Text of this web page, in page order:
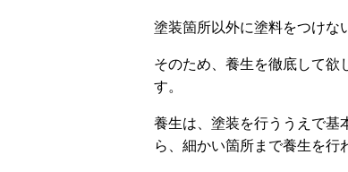
塗装箇所以外に塗料をつけな
そのため、養生を徹底して欲
す。
養生は、塗装を行ううえで基
ら、細かい箇所まで養生を行